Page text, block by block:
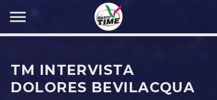
TM INTERVISTA
DOLORES BEVILACQUA